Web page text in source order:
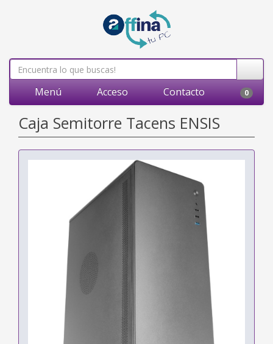
Menú Acceso Contacto 0
Caja Semitorre Tacens ENSIS